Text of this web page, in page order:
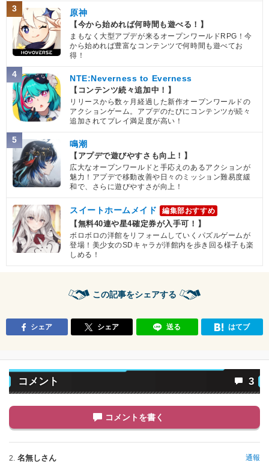
3 原神
【今から始めれば何時間も遊べる！】
まもなく大型アプデが来るオープンワールドRPG！今
から始めれば豊富なコンテンツで何時間も遊べてお
得！
4 NTE:Neverness to Everness
【コンテンツ続々追加中！】
リリースから数ヶ月経過した新作オープンワールドの
アクションゲーム。アプデのたびにコンテンツが続々
追加されてプレイ満足度が高い！
5 鳴潮
【アプデで遊びやすさも向上！】
広大なオープンワールドと手応えのあるアクションが
魅力！アプデで移動改善や日々のミッション難易度緩
和で、さらに遊びやすさが向上！
スイートホームメイド 編集部おすすめ
【無料40連や星4確定券が入手可！】
ボロボロの洋館をリフォームしていくパズルゲームが
登場！美少女のSDキャラが洋館内を歩き回る様子も楽
しめる！
この記事をシェアする
シェア シェア 送る はてブ
コメント 3
コメントを書く
2. 名無しさん 通報